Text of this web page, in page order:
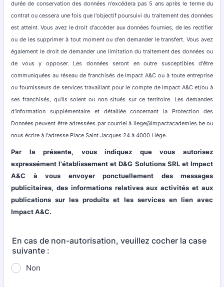
durée de conservation des données n'excédera pas 5 ans après le terme du
contrat ou cessera une fois que l'objectif poursuivi du traitement des données
est atteint. Vous avez le droit d'accéder aux données fournies, de les rectifier
ou de les supprimer à tout moment ou d'en demander le transfert. Vous avez
également le droit de demander une limitation du traitement des données ou
de vous y opposer. Les données seront en outre susceptibles d'être
communiquées au réseau de franchisés de Impact A&C ou à toute entreprise
ou fournisseurs de services travaillant pour le compte de Impact A&C et/ou à
ses franchisés, qu'ils soient ou non situés sur ce territoire. Les demandes
d'information supplémentaire et détaillée concernant la Protection des
Données peuvent être adressées par courriel à liege@impactacademies.be ou
nous écrire à l'adresse Place Saint Jacques 24 à 4000 Liège.
Par la présente, vous indiquez que vous autorisez
expressément l'établissement et D&G Solutions SRL et Impact
A&C à vous envoyer ponctuellement des messages
publicitaires, des informations relatives aux activités et aux
publications sur les produits et les services en lien avec
Impact A&C.
En cas de non-autorisation, veuillez cocher la case
suivante :
Non